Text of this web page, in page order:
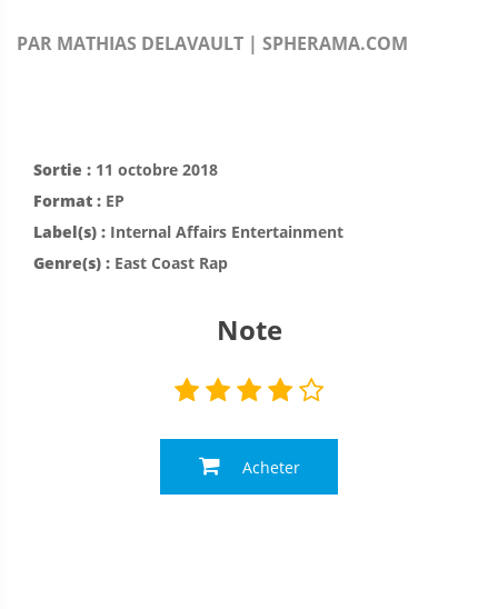
PAR MATHIAS DELAVAULT | SPHERAMA.COM
Sortie : 11 octobre 2018
Format : EP
Label(s) : Internal Affairs Entertainment
Genre(s) : East Coast Rap
Note
 Acheter